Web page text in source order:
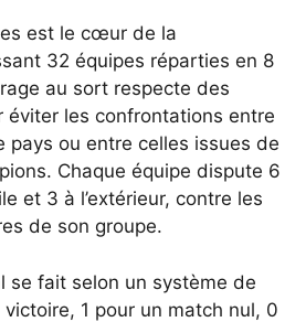
est le cœur de la
32 équipes réparties en 8
au sort respecte des
éviter les confrontations entre
pays ou entre celles issues de
Chaque équipe dispute 6
et 3 à l’extérieur, contre les
de son groupe.
se fait selon un système de
1 pour un match nul, 0